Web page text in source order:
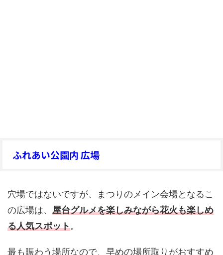
ふれあい公園内 広場
穴場ではないですが、まつりのメイン会場となるこ
の広場は、 屋台グルメを楽しみながら花火も楽しめ
る人気スポット。
最も賑わう場所なので、早めの場所取りがおすすめ